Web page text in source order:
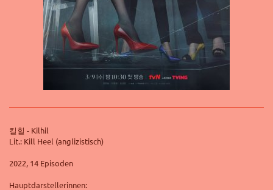
킬힐 - Kilhil
Lit.: Kill Heel (anglizistisch)
2022, 14 Episoden
Hauptdarstellerinnen: